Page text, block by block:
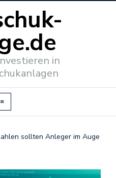
in
sollten Anleger im Auge